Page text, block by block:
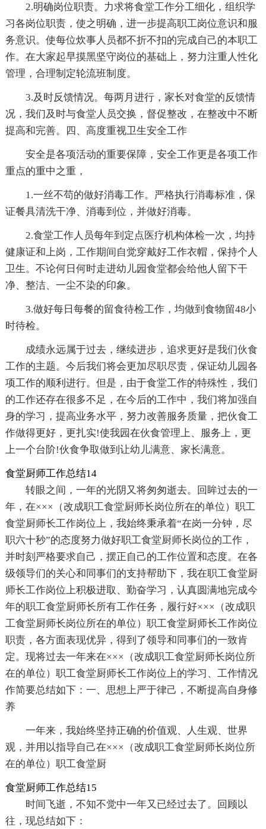
2.明确岗位职责。力求将食堂工作分工细化，组织学
习各岗位职责，使之明确，进一步提高职工岗位意识和服
务意识。使每位炊事人员都不折不扣的完成自己的本职工
作。在大家起早摸黑坚守岗位的基础上，努力注重人性化
管理，合理制定轮流班制度。
3.及时反馈情况。每两月进行，家长对食堂的反馈情
况，我们及时与食堂人员交换，督促整改，在整改中不断
提高和完善。四、高度重视卫生安全工作
安全是各项活动的重要保障，安全工作更是各项工作
重点的重中之重，
1.一丝不苟的做好消毒工作。严格执行消毒标准，保
证餐具清洗干净、消毒到位，并做好消毒。
2.食堂工作人员每年到定点医疗机构体检一次，均持
健康证和上岗，工作期间自觉穿戴好工作衣帽，保持个人
卫生。不论何日何时走进幼儿园食堂都会给他人留下干
净、整洁、一尘不染的印象。
3.做好每日每餐的留食待检工作，均做到食物留48小
时待检。
成绩永远属于过去，继续进步，追求更好是我们伙食
工作的主题。今后我们将会更加尽职尽责，保证幼儿园各
项工作的顺利进行。但是，由于食堂工作的特殊性，我们
的工作还存在很多不足，在今后的工作中，我们将加强自
身的学习，提高业务水平，努力改善服务质量，把伙食工
作做得更好，更扎实!使我园在伙食管理上、服务上，更
上一个台阶!伙食争取做到让幼儿满意、家长满意。
食堂厨师工作总结14
转眼之间，一年的光阴又将匆匆逝去。回眸过去的一
年，在×××（改成职工食堂厨师长岗位所在的单位）职工
食堂厨师长工作岗位上，我始终秉承着“在岗一分钟，尽
职六十秒”的态度努力做好职工食堂厨师长岗位的工作，
并时刻严格要求自己，摆正自己的工作位置和态度。在各
级领导们的关心和同事们的支持帮助下，我在职工食堂厨
师长工作岗位上积极进取、勤奋学习，认真圆满地完成今
年的职工食堂厨师长所有工作任务，履行好×××（改成职
工食堂厨师长岗位所在的单位）职工食堂厨师长工作岗位
职责，各方面表现优异，得到了领导和同事们的一致肯
定。现将过去一年来在×××（改成职工食堂厨师长岗位所
在的单位）职工食堂厨师长工作岗位上的学习、工作情况
作简要总结如下：一、思想上严于律己，不断提高自身修
养
一年来，我始终坚持正确的价值观、人生观、世界
观，并用以指导自己在×××（改成职工食堂厨师长岗位所
在的单位）职工食堂厨
食堂厨师工作总结15
时间飞逝，不知不觉中一年又已经过去了。回顾以
往，现总结如下：